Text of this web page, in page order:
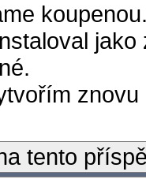
tento